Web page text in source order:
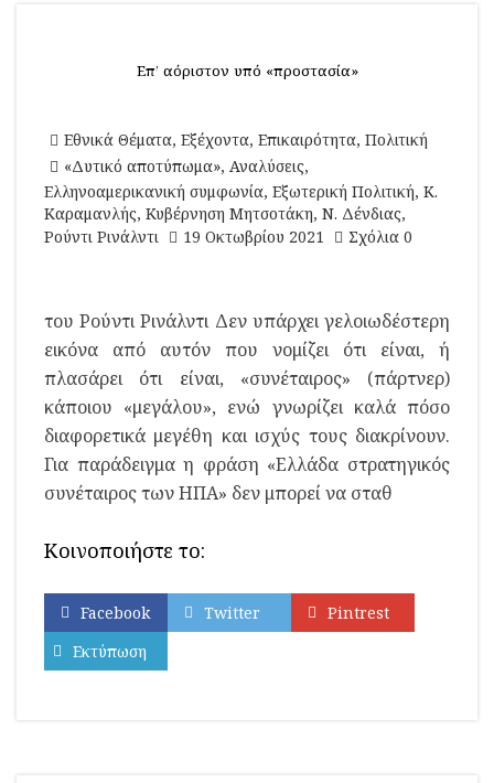
Επ’ αόριστον υπό «προστασία»
Εθνικά Θέματα, Εξέχοντα, Επικαιρότητα, Πολιτική
«Δυτικό αποτύπωμα», Αναλύσεις,
Ελληνοαμερικανική συμφωνία, Εξωτερική Πολιτική, Κ.
Καραμανλής, Κυβέρνηση Μητσοτάκη, Ν. Δένδιας,
Ρούντι Ρινάλντι
19 Οκτωβρίου 2021 Σχόλια 0
του Ρούντι Ρινάλντι Δεν υπάρχει γελοιωδέστερη
εικόνα από αυτόν που νομίζει ότι είναι, ή
πλασάρει ότι είναι, «συνέταιρος» (πάρτνερ)
κάποιου «μεγάλου», ενώ γνωρίζει καλά πόσο
διαφορετικά μεγέθη και ισχύς τους διακρίνουν.
Για παράδειγμα η φράση «Ελλάδα στρατηγικός
συνέταιρος των ΗΠΑ» δεν μπορεί να σταθ
Κοινοποιήστε το:
Facebook Twitter
Pintrest
Εκτύπωση